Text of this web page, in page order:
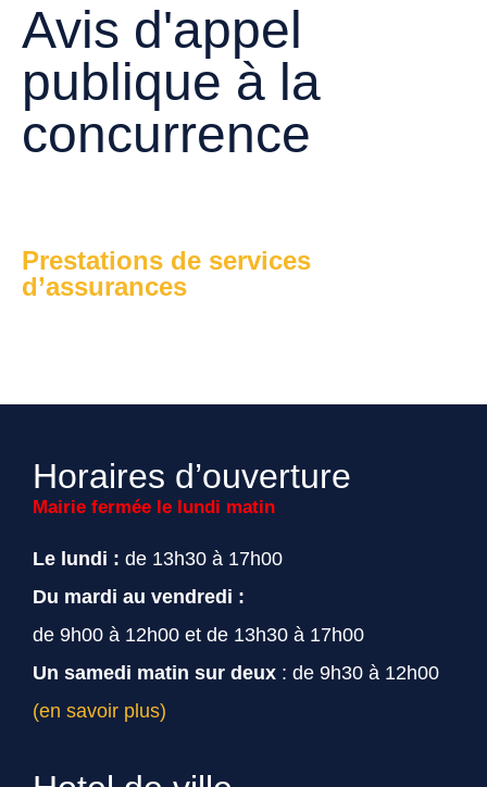
Avis d'appel
publique à la
concurrence
Prestations de services
d’assurances
Horaires d’ouverture
Mairie fermée le lundi matin
Le lundi : de 13h30 à 17h00
Du mardi au vendredi :
de 9h00 à 12h00 et de 13h30 à 17h00
Un samedi matin sur deux : de 9h30 à 12h00
(en savoir plus)